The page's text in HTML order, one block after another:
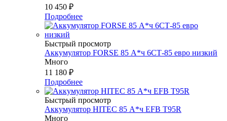
10 450 ₽
Подробнее
Быстрый просмотр
Аккумулятор FORSE 85 А*ч 6СТ-85 евро низкий
Много
11 180 ₽
Подробнее
Быстрый просмотр
Аккумулятор HITEC 85 А*ч EFB T95R
Много